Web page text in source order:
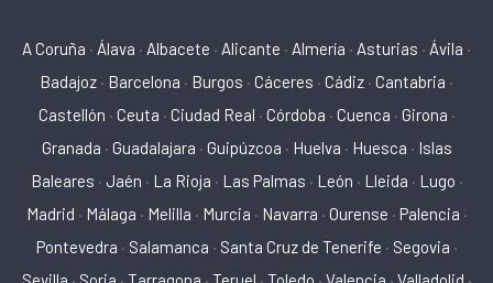
A Coruña · Álava · Albacete · Alicante · Almería · Asturias · Ávila ·
Badajoz · Barcelona · Burgos · Cáceres · Cádiz · Cantabria ·
Castellón · Ceuta · Ciudad Real · Córdoba · Cuenca · Girona ·
Granada · Guadalajara · Guipúzcoa · Huelva · Huesca · Islas
Baleares · Jaén · La Rioja · Las Palmas · León · Lleida · Lugo ·
Madrid · Málaga · Melilla · Murcia · Navarra · Ourense · Palencia ·
Pontevedra · Salamanca · Santa Cruz de Tenerife · Segovia ·